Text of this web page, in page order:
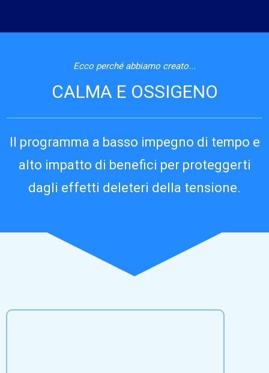
Ecco perché abbiamo creato...
CALMA E OSSIGENO
Il programma a basso impegno di tempo e
alto impatto di benefici per proteggerti
dagli effetti deleteri della tensione.